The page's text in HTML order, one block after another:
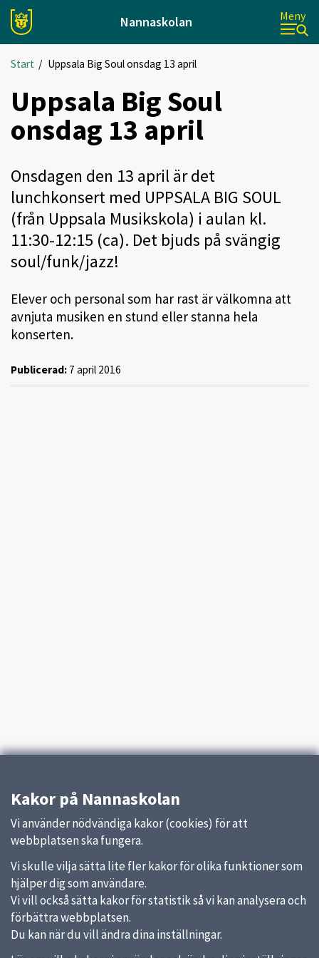
Nannaskolan Meny
Start / Uppsala Big Soul onsdag 13 april
Uppsala Big Soul
onsdag 13 april
Onsdagen den 13 april är det
lunchkonsert med UPPSALA BIG SOUL
(från Uppsala Musikskola) i aulan kl.
11:30-12:15 (ca). Det bjuds på svängig
soul/funk/jazz!
Elever och personal som har rast är välkomna att
avnjuta musiken en stund eller stanna hela
konserten.
Publicerad: 7 april 2016
Kakor på Nannaskolan
Vi använder nödvändiga kakor (cookies) för att
webbplatsen ska fungera.
Vi skulle vilja sätta lite fler kakor för olika funktioner som
hjälper dig som användare.
Vi vill också sätta kakor för statistik så vi kan analysera och
förbättra webbplatsen.
Du kan när du vill ändra dina inställningar.